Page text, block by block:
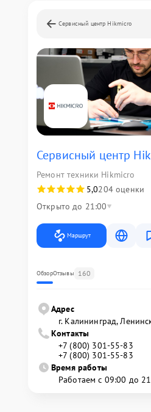
Сервисный центр Hikmicro
Сервисный центр
Ремонт техники Hikmicro
5,0204 оценки
Открыто до 21:00
Маршрут
ОбзорОтзывы 160
Адрес
г. Калининград,
Контакты
+7 (800) 301-55-83
+7 (800) 301-55-83
Время работы
Работаем с 09:00 до